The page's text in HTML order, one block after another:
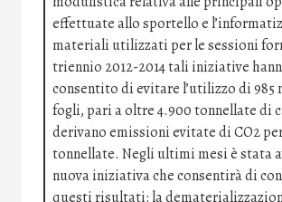
effettuate allo sportello e
materiali utilizzati per le sessioni
triennio 2012-2014 tali iniziative
consentito di evitare l’utilizzo di
fogli, pari a oltre 4.900 tonnellate di
derivano emissioni evitate di CO2
tonnellate. Negli ultimi mesi è stata
nuova iniziativa che consentirà di
questi risultati: la